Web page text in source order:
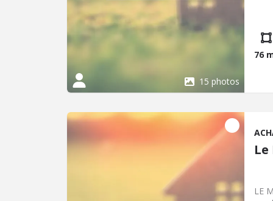
15 photos
76
Le
LE